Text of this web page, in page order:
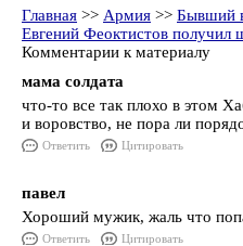
Главная >> Армия >> Бывший
Евгений Феоктистов получил
Комментарии к материалу
мама солдата
что-то все так плохо в этом
и воровство, не пора ли
Ответить Цитировать
павел
Хороший мужик, жаль что
Ответить Цитировать